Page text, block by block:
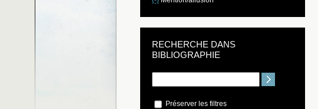
RECHERCHE DANS
BIBLIOGRAPHIE
Préserver les filtres